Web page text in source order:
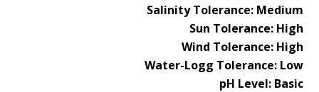
Salinity Tolerance: Medium
Sun Tolerance: High
Wind Tolerance: High
Water-Logg Tolerance: Low
pH Level: Basic